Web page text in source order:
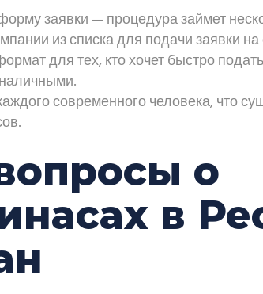
заявки — процедура займет
из списка для подачи заявки
для тех, кто хочет быстро
современного человека, что
о
в